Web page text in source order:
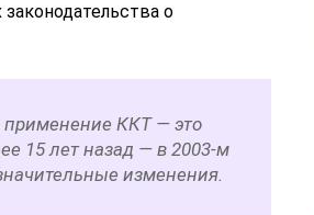
о
ККТ — это
15 лет назад — в 2003-м
изменения.